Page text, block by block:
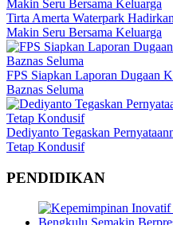
Tirta Amerta Waterpark
Makin Seru Bersama Keluarga
FPS Siapkan Laporan Dugaan
Baznas Seluma
Dediyanto Tegaskan
Tetap Kondusif
PENDIDIKAN